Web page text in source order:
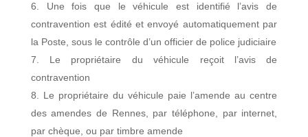
Une fois que le véhicule est identifié l’avis de
contravention est édité et envoyé automatiquement par
la Poste, sous le contrôle d’un officier de police judiciaire
Le propriétaire du véhicule reçoit l’avis de
contravention
Le propriétaire du véhicule paie l’amende au centre
des amendes de Rennes, par téléphone, par internet,
par chèque, ou par timbre amende